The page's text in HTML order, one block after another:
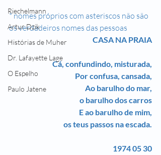
Riechelmann
Artur Dzik
Histórias de Muher
Dr. Lafayette Lage
O Espelho
Paulo Jatene
* nomes próprios com asteriscos não são
os verdadeiros nomes das pessoas
CASA NA PRAIA
Cá, confundindo, misturada,
Por confusa, cansada,
Ao barulho do mar,
o barulho dos carros
E ao barulho de mim,
os teus passos na escada.
1974 05 30